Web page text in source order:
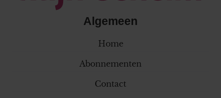
Algemeen
Home
Abonnementen
Contact